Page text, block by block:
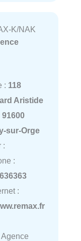
K/NAK
: 118
Aristide
sur-Orge
:
:
: